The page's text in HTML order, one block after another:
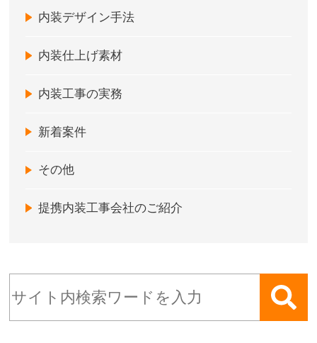
内装デザイン手法
内装仕上げ素材
内装工事の実務
新着案件
その他
提携内装工事会社のご紹介